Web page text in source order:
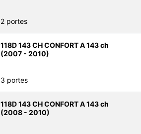
2 portes
118D 143 CH CONFORT A 143 ch
(2007 - 2010)
3 portes
118D 143 CH CONFORT A 143 ch
(2008 - 2010)